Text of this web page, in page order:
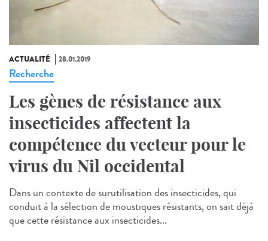
ACTUALITÉ 28.01.2019
Recherche
Les gènes de résistance aux
insecticides affectent la
compétence du vecteur pour le
virus du Nil occidental
Dans un contexte de surutilisation des insecticides, qui
conduit à la sélection de moustiques résistants, on sait déjà
que cette résistance aux insecticides...